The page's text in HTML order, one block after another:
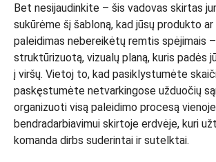
Bet nesijaudinkite – šis vadovas skirtas
sukūrėme šį šabloną, kad jūsų produkto
paleidimas nebereikėtų remtis spėjimais
struktūrizuotą, vizualų planą, kuris padės
į viršų. Vietoj to, kad pasiklystumėte
paskęstumėte netvarkingose užduočių
organizuoti visą paleidimo procesą
bendradarbiavimui skirtoje erdvėje, kuri
komanda dirbs suderintai ir sutelktai.